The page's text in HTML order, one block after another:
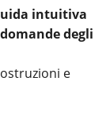
intuitiva
degli
e